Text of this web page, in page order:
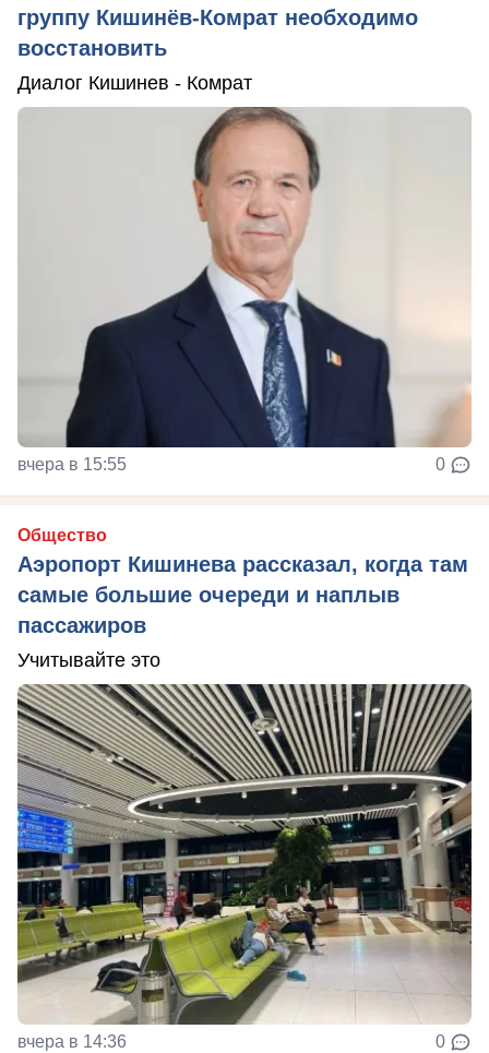
группу Кишинёв-Комрат необходимо
восстановить
Диалог Кишинев - Комрат
вчера в 15:55 0
Общество
Аэропорт Кишинева рассказал, когда там
самые большие очереди и наплыв
пассажиров
Учитывайте это
вчера в 14:36 0